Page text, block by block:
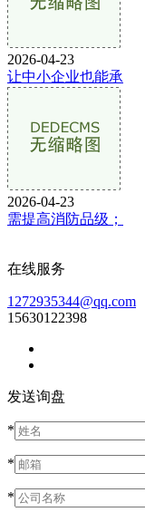
2026-04-23
让中小企业也能承
2026-04-23
需提高消防品级；
在线服务
1272935344@qq.com
15630122398
发送询盘
*
*
*